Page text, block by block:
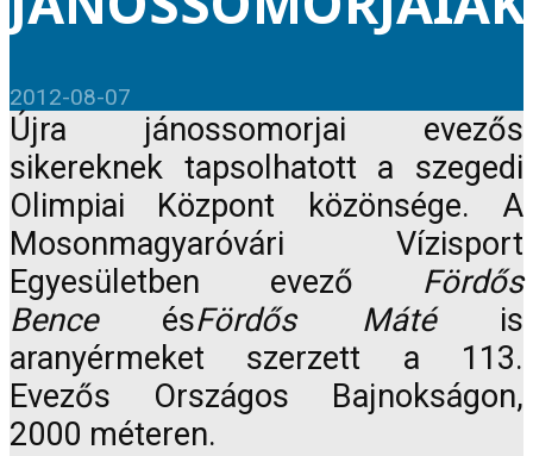
2012-08-07
Újra jánossomorjai evezős
sikereknek tapsolhatott a szegedi
Olimpiai Központ közönsége. A
Mosonmagyaróvári Vízisport
Egyesületben evező Fördős
Bence ésFördős Mátéis
aranyérmeket szerzett a 113.
Evezős Országos Bajnokságon,
2000 méteren.